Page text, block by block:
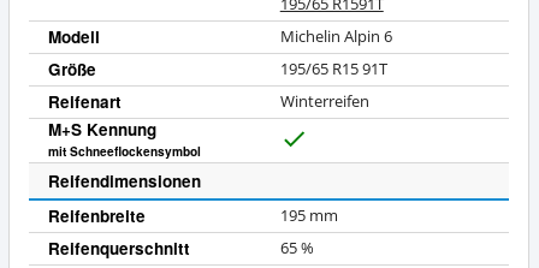
195/65 R1591T
Modell Michelin Alpin 6
Größe 195/65 R15 91T
Reifenart Winterreifen
M+S Kennung
mit Schneeflockensymbol
Reifendimensionen
Reifenbreite
195 mm
Reifenquerschnitt 65%